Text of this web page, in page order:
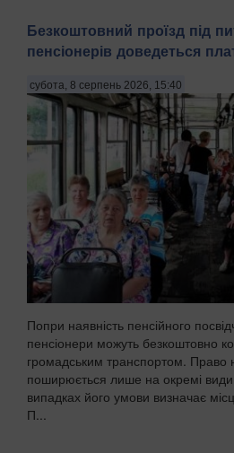
Безкоштовний проїзд під
пенсіонерів доведеться
субота, 8 серпень 2026, 15:40
Попри наявність пенсійного
пенсіонери можуть безкоштовно
громадським транспортом. Право
поширюється лише на окремі
випадках його умови визначає
П...